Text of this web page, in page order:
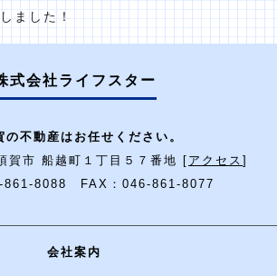
ました！
式会社ライフスター
の不動産はお任せください。
賀市 船越町１丁目５７番地 [ アクセス ]
861-8088 FAX：046-861-8077
会社案内